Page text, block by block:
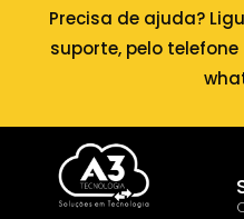
Precisa de ajuda?
suporte, pelo telefone